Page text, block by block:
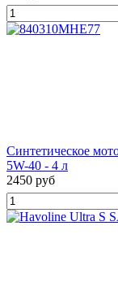
Синтетическое
5W-40 - 4 л
2450 руб